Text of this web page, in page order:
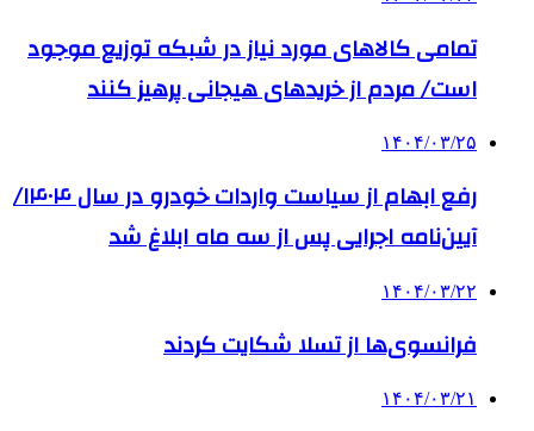
تمامی کالاهای مورد نیاز در شبکه توزیع موجود
است/ مردم از خریدهای هیجانی پرهیز کنند
۱۴۰۴/۰۳/۲۵
رفع ابهام از سیاست واردات خودرو در سال ۱۴۰۴/
آیین‌نامه اجرایی پس از سه ماه ابلاغ شد
۱۴۰۴/۰۳/۲۲
فرانسوی‌ها از تسلا شکایت کردند
۱۴۰۴/۰۳/۲۱